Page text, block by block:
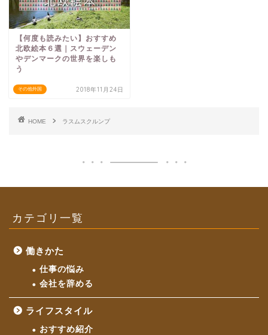
その他外国
【何度も読みたい】おすすめ
北欧絵本６選｜スウェーデン
やデンマークの世界を楽しも
う
2018年11月24日
HOME ラスムスクルンプ
カテゴリ一覧
働きかた
仕事の悩み
会社を辞める
ライフスタイル
おすすめ紹介